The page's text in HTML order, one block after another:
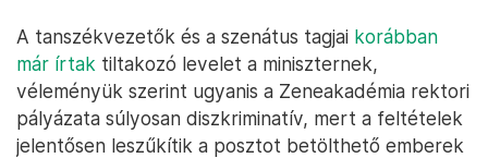
A tanszékvezetők és a szenátus tagjai korábban
már írtak tiltakozó levelet a miniszternek,
véleményük szerint ugyanis a Zeneakadémia rektori
pályázata súlyosan diszkriminatív, mert a feltételek
jelentősen leszűkítik a posztot betölthető emberek